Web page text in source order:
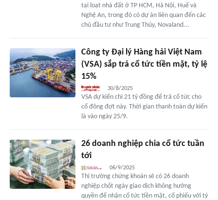
tại loạt nhà đất ở TP HCM, Hà Nội, Huế và
Nghệ An, trong đó có dự án liên quan đến các
chủ đầu tư như Trung Thủy, Novaland...
Công ty Đại lý Hàng hải Việt Nam
(VSA) sắp trả cổ tức tiền mặt, tỷ lệ
15%
30/8/2025
VSA dự kiến chi 21 tỷ đồng để trả cổ tức cho
cổ đông đợt này. Thời gian thanh toán dự kiến
là vào ngày 25/9.
26 doanh nghiệp chia cổ tức tuần
tới
06/9/2025
Thị trường chứng khoán sẽ có 26 doanh
nghiệp chốt ngày giao dịch không hưởng
quyền để nhận cổ tức tiền mặt, cổ phiếu với tỷ